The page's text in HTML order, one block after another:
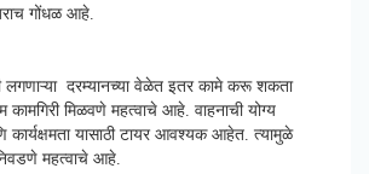
गोंधळ आहे.
लगणाऱ्या दरम्यानच्या वेळेत इतर कामे करू शकता
कामगिरी मिळवणे महत्वाचे आहे. वाहनाची योग्य
कार्यक्षमता यासाठी टायर आवश्यक आहेत. त्यामुळे
महत्वाचे आहे.